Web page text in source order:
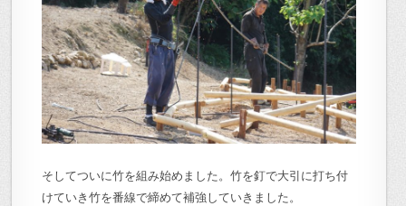
そしてついに竹を組み始めました。竹を釘で大引に打ち付
けていき竹を番線で締めて補強していきました。